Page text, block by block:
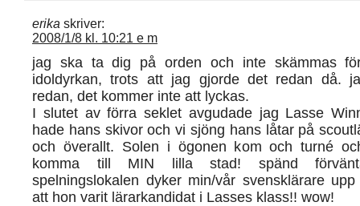
erika skriver:
2008/1/8 kl. 10:21 e m
jag ska ta dig på orden och inte skämmas
idoldyrkan, trots att jag gjorde det redan då.
redan, det kommer inte att lyckas.
I slutet av förra seklet avgudade jag Lasse
hade hans skivor och vi sjöng hans låtar på
och överallt. Solen i ögonen kom och turné
komma till MIN lilla stad! spänd
spelningslokalen dyker min/vår svensklärare
att hon varit lärarkandidat i Lasses klass!! wow!